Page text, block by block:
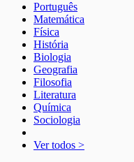
Português
Matemática
Física
História
Biologia
Geografia
Filosofia
Literatura
Química
Sociologia
Ver todos >